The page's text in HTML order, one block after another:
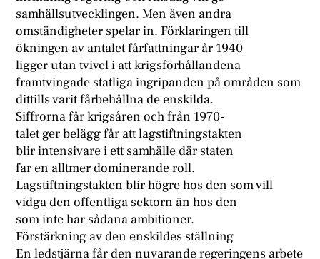
samhällsutvecklingen. Men även andra
omständigheter spelar in. Förklaringen till
ökningen av antalet fårfattningar år 1940
ligger utan tvivel i att krigsförhållandena
framtvingade statliga ingripanden på områden som
dittills varit fårbehållna de enskilda.
Siffrorna får krigsåren och från 1970-
talet ger belägg får att lagstiftningstakten
blir intensivare i ett samhälle där staten
far en alltmer dominerande roll.
Lagstiftningstakten blir högre hos den som vill
vidga den offentliga sektorn än hos den
som inte har sådana ambitioner.
Förstärkning av den enskildes ställning
En ledstjärna får den nuvarande regeringens arbete